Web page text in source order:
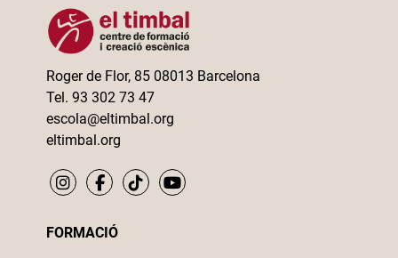
Roger de Flor, 85 08013 Barcelona
Tel. 93 302 73 47
escola@eltimbal.org
eltimbal.org
FORMACIÓ